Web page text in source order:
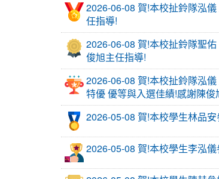
2026-06-08 賀!本校扯鈴隊泓
任指導!
2026-06-08 賀!本校扯鈴隊聖
俊旭主任指導!
2026-06-08 賀!本校扯鈴隊泓
特優 優等與入選佳績!感謝陳俊
2026-05-08 賀!本校學生林品
2026-05-08 賀!本校學生李泓